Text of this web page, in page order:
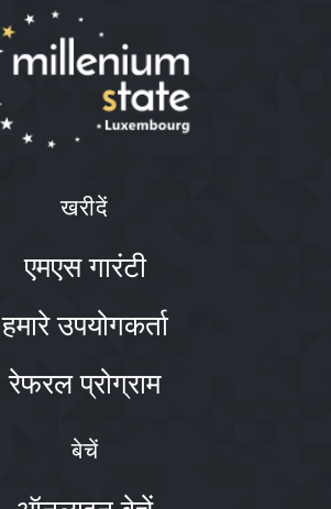
खरीदें
एमएस गारंटी
हमारे उपयोगकर्ता
रेफरल प्रोग्राम
बेचें